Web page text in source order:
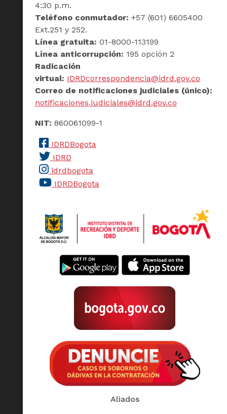
4:30 p.m.
Teléfono conmutador: +57 (601) 6605400
Ext.251 y 252.
Línea gratuita: 01-8000-113199
Línea anticorrupción: 195 opción 2
Radicación
virtual: IDRDcorrespondencia@idrd.gov.co
Correo de notificaciones judiciales (único):
notificaciones.judiciales@idrd.gov.co
NIT: 860061099-1
IDRDBogota
IDRD
idrdbogota
IDRDBogota
Aliados